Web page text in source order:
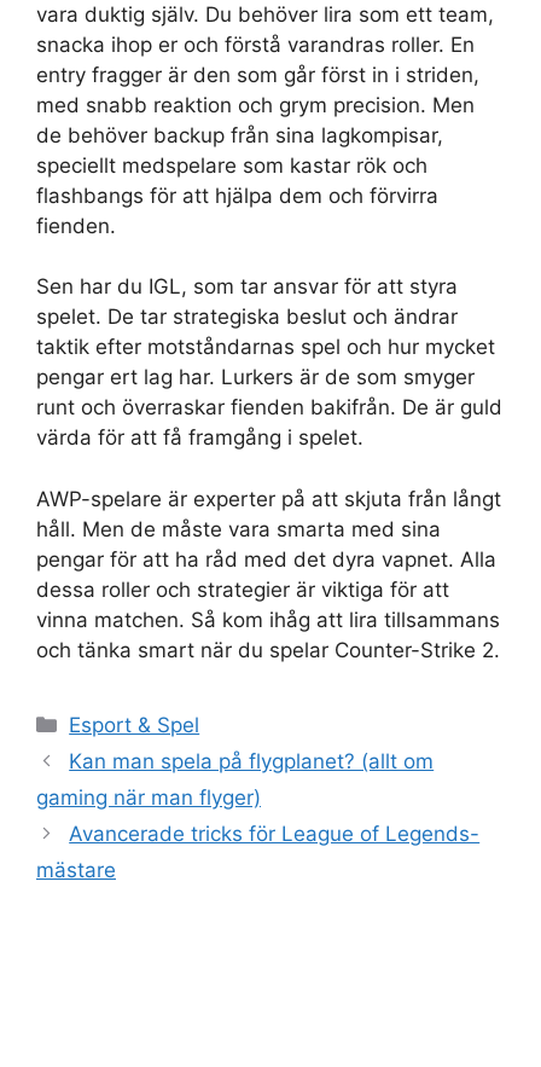
vara duktig själv. Du behöver lira som ett team,
snacka ihop er och förstå varandras roller. En
entry fragger är den som går först in i striden,
med snabb reaktion och grym precision. Men
de behöver backup från sina lagkompisar,
speciellt medspelare som kastar rök och
flashbangs för att hjälpa dem och förvirra
fienden.
Sen har du IGL, som tar ansvar för att styra
spelet. De tar strategiska beslut och ändrar
taktik efter motståndarnas spel och hur mycket
pengar ert lag har. Lurkers är de som smyger
runt och överraskar fienden bakifrån. De är guld
värda för att få framgång i spelet.
AWP-spelare är experter på att skjuta från långt
håll. Men de måste vara smarta med sina
pengar för att ha råd med det dyra vapnet. Alla
dessa roller och strategier är viktiga för att
vinna matchen. Så kom ihåg att lira tillsammans
och tänka smart när du spelar Counter-Strike 2.
Kategorier
Esport & Spel
Kan man spela på flygplanet? (allt om
gaming när man flyger)
Avancerade tricks för League of Legends-
mästare